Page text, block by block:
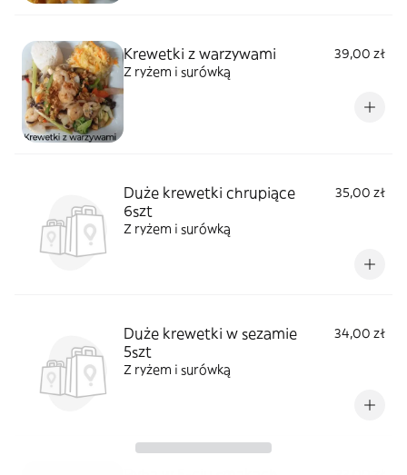
Krewetki z warzywami
39,00 zł
Z ryżem i surówką
Duże krewetki chrupiące
6szt
35,00 zł
Z ryżem i surówką
Duże krewetki w sezamie
5szt
34,00 zł
Z ryżem i surówką